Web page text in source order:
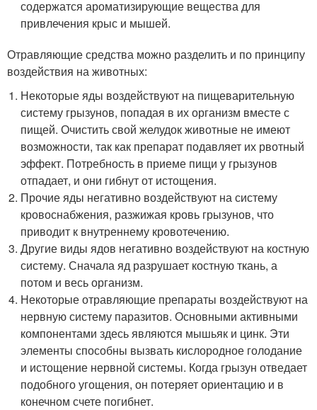
содержатся ароматизирующие вещества для
привлечения крыс и мышей.
Отравляющие средства можно разделить и по принципу
воздействия на животных:
Некоторые яды воздействуют на пищеварительную
систему грызунов, попадая в их организм вместе с
пищей. Очистить свой желудок животные не имеют
возможности, так как препарат подавляет их рвотный
эффект. Потребность в приеме пищи у грызунов
отпадает, и они гибнут от истощения.
Прочие яды негативно воздействуют на систему
кровоснабжения, разжижая кровь грызунов, что
приводит к внутреннему кровотечению.
Другие виды ядов негативно воздействуют на костную
систему. Сначала яд разрушает костную ткань, а
потом и весь организм.
Некоторые отравляющие препараты воздействуют на
нервную систему паразитов. Основными активными
компонентами здесь являются мышьяк и цинк. Эти
элементы способны вызвать кислородное голодание
и истощение нервной системы. Когда грызун отведает
подобного угощения, он потеряет ориентацию и в
конечном счете погибнет.